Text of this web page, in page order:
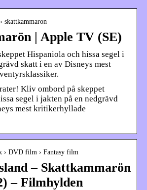
skattkammaron
| Apple TV (SE)
Hispaniola och hissa segel i
skatt i en av Disneys mest
Kliv ombord på skeppet
segel i jakten på en nedgrävd
mest kritikerhyllade
› DVD film › Fantasy film
– Skattkammarön
– Filmhylden